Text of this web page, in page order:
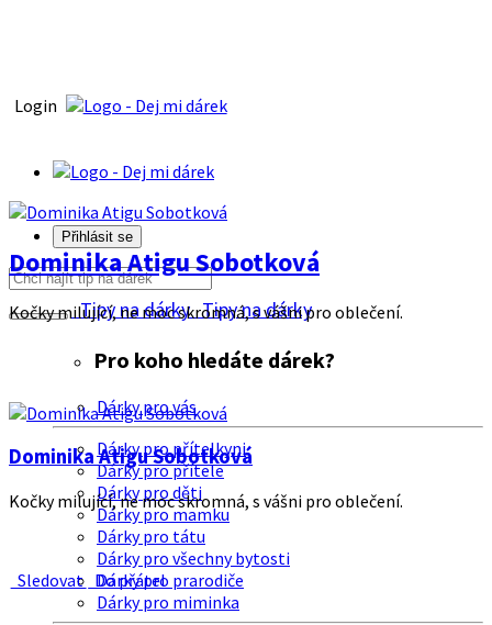
Login
Přihlásit se
Tipy na dárkyTipy na dárky
Pro koho hledáte dárek?
Dárky pro vás
Dárky pro přítelkyni
Dárky pro přítele
Dárky pro děti
Dárky pro mamku
Dárky pro tátu
Dárky pro všechny bytosti
Dárky pro prarodiče
Dárky pro miminka
Dominika Atigu Sobotková
Kočky milující, ne moc skromná, s vášni pro oblečení.
Dominika Atigu Sobotková
Kočky milující, ne moc skromná, s vášni pro oblečení.
Sledovat Do přátel